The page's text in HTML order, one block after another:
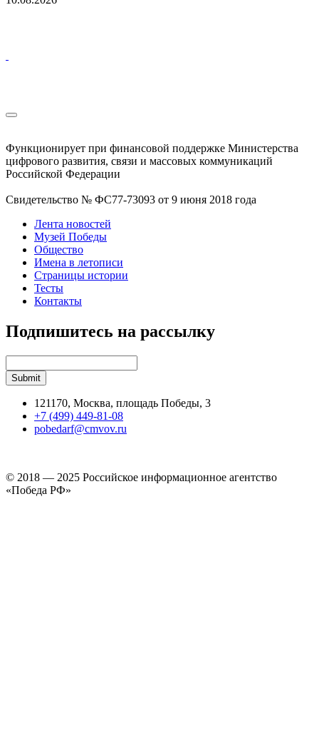
Функционирует при финансовой поддержке Министерства
цифрового развития, связи и массовых коммуникаций
Российской Федерации
Свидетельство № ФС77-73093 от 9 июня 2018 года
Лента новостей
Музей Победы
Общество
Имена в летописи
Страницы истории
Тесты
Контакты
Подпишитесь на рассылку
121170, Москва, площадь Победы, 3
+7 (499) 449-81-08
pobedarf@cmvov.ru
© 2018 — 2025 Российское информационное агентство
«Победа РФ»